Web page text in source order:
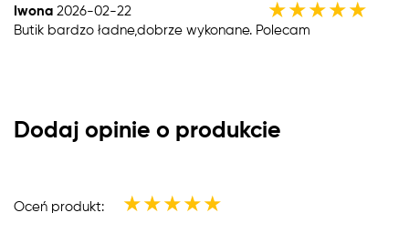
Iwona 2026-02-22 ★★★★★
Butik bardzo ładne,dobrze wykonane. Polecam
Dodaj opinie o produkcie
Oceń produkt: ★★★★★